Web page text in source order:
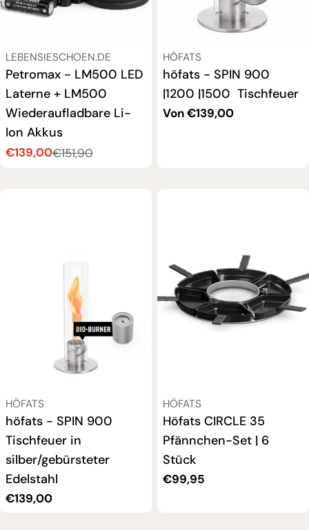
VERKÄUFER:
LEBENSIESCHOEN.DE
Petromax - LM500 LED
Laterne + LM500
Wiederaufladbare Li-
Ion Akkus
Verkaufspreis
€139,00
Regulärer€151,90
VERKÄUFER:
HÖFATS
höfats - SPIN 900
|1200 |1500 Tischfeuer
Regulärer
Von €139,00
VERKÄUFER:
HÖFATS
höfats - SPIN 900
Tischfeuer in
silber/gebürsteter
Edelstahl
Regulärer
€139,00
VERKÄUFER:
HÖFATS
Höfats CIRCLE 35
Pfännchen-Set | 6
Stück
Regulärer
€99,95